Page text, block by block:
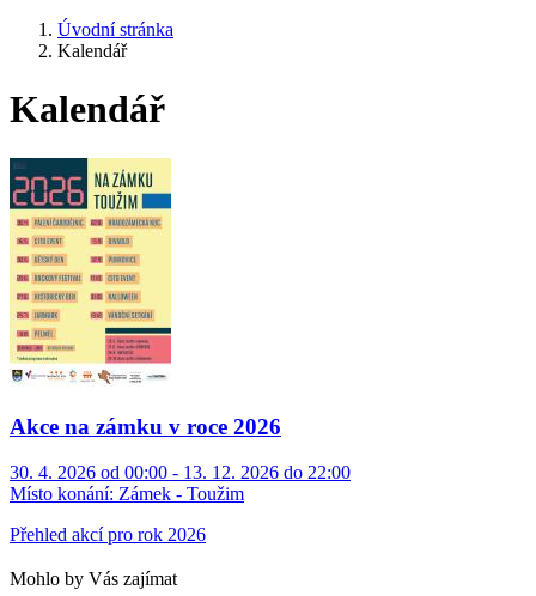
Úvodní stránka
Kalendář
Kalendář
Akce na zámku v roce 2026
30. 4. 2026 od 00:00 - 13. 12. 2026 do 22:00
Místo konání: Zámek - Toužim
Přehled akcí pro rok 2026
Mohlo by Vás zajímat